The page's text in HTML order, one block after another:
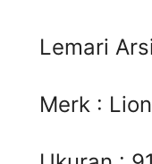
Lemari
Merk : Lion